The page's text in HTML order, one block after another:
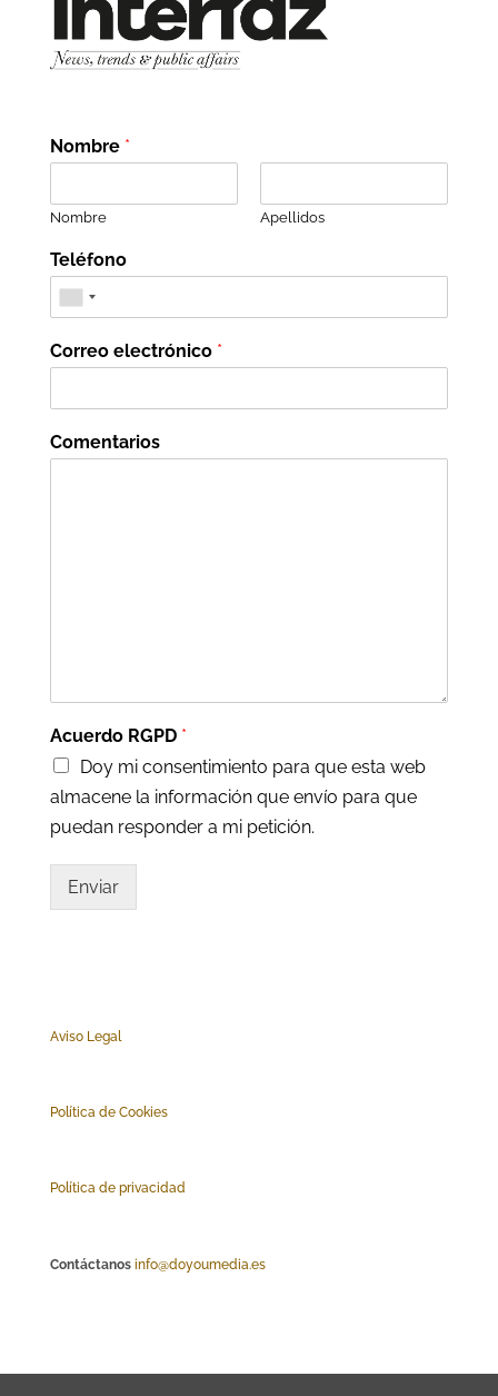
Nombre *
Nombre Apellidos
Teléfono
Correo electrónico *
Comentarios
Acuerdo RGPD *
Doy mi consentimiento para que esta web
almacene la información que envío para que
puedan responder a mi petición.
Enviar
Aviso Legal
Política de Cookies
Política de privacidad
Contáctanos info@doyoumedia.es